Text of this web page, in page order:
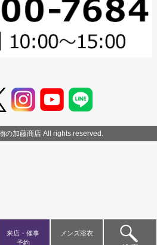
の加藤商店 All rights reserved.
来店・催事
予約
メンズ浴衣